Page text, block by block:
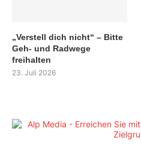
„Verstell dich nicht“ – Bitte
Geh- und Radwege
freihalten
23. Juli 2026